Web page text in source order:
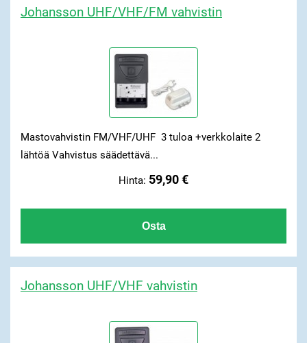
Johansson UHF/VHF/FM vahvistin
Mastovahvistin FM/VHF/UHF 3 tuloa +verkkolaite 2
lähtöä Vahvistus säädettävä...
Hinta: 59,90 €
Johansson UHF/VHF vahvistin